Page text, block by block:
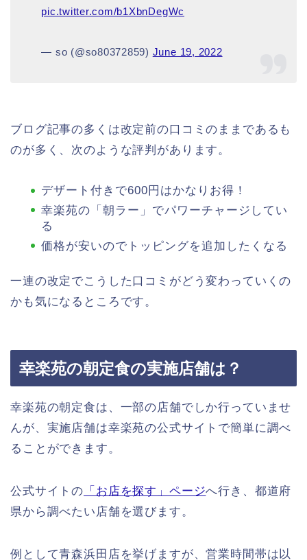
pic.twitter.com/b1XbnDegWc
— so (@so80372859) June 19, 2022
ブログ記事の多くは改定前の口コミのままであるも
のが多く、次のような評判があります。
デザート付きで600円はかなりお得！
幸楽苑の「朝ラー」でパワーチャージしてい
る
価格が安いのでトッピングを追加したくなる
一連の改定でこうした口コミがどう変わっていくの
かも気になるところです。
幸楽苑の朝定食の実施店舗は？
幸楽苑の朝定食は、一部の店舗でしか行っていませ
んが、実施店舗は幸楽苑の公式サイトで簡単に調べ
ることができます。
公式サイトの 「お店を探す」ページへ行き、都道府
県から調べたい店舗を選びます。
例として青森浜田店を挙げますが、営業時間帯は以